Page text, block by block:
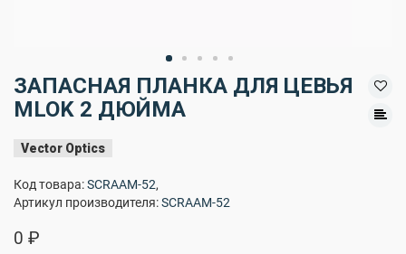
ЗАПАСНАЯ ПЛАНКА ДЛЯ ЦЕВЬЯ
MLOK 2 ДЮЙМА
Vector Optics
Код товара:SCRAAM-52,
Артикул производителя:SCRAAM-52
0 ₽